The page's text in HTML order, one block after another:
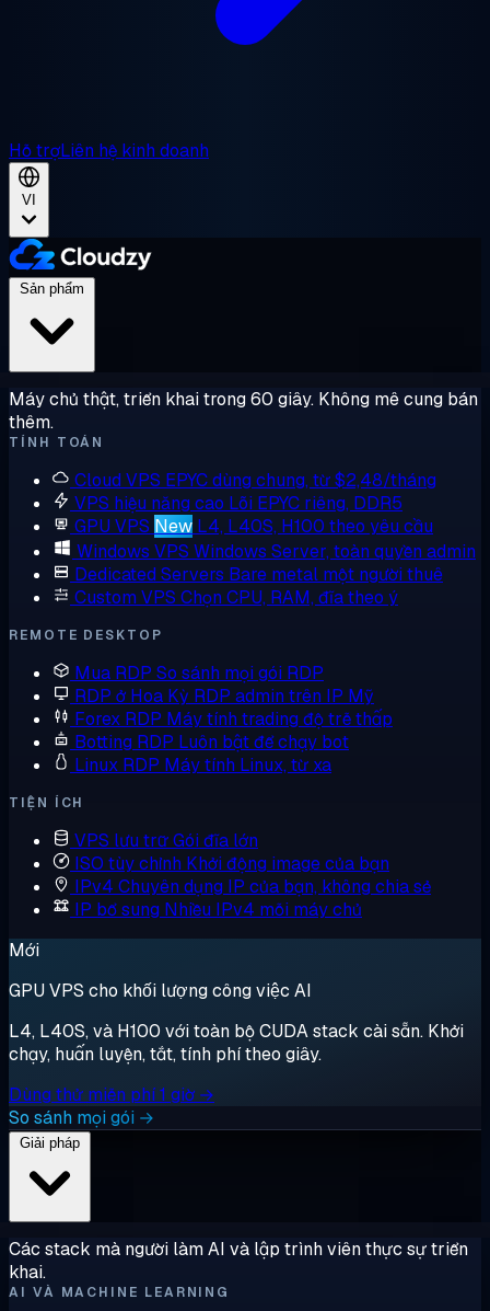
Hỗ trợLiên hệ kinh doanh
VI
Máy chủ thật, triển khai trong 60 giây. Không mê cung bán
thêm.
TÍNH TOÁN
Cloud VPS EPYC dùng chung, từ $2,48/tháng
VPS hiệu năng cao Lõi EPYC riêng, DDR5
GPU VPS New L4, L40S, H100 theo yêu cầu
Windows VPS Windows Server, toàn quyền admin
Dedicated Servers Bare metal một người thuê
Custom VPS Chọn CPU, RAM, đĩa theo ý
REMOTE DESKTOP
Mua RDP So sánh mọi gói RDP
RDP ở Hoa Kỳ RDP admin trên IP Mỹ
Forex RDP Máy tính trading độ trễ thấp
Botting RDP Luôn bật để chạy bot
Linux RDP Máy tính Linux, từ xa
TIỆN ÍCH
VPS lưu trữGói đĩa lớn
ISO tùy chỉnh Khởi động image của bạn
IPv4 Chuyên dụng IP của bạn, không chia sẻ
IP bổ sung Nhiều IPv4 mỗi máy chủ
Mới
GPU VPS cho khối lượng công việc AI
L4, L40S, và H100 với toàn bộ CUDA stack cài sẵn. Khởi
chạy, huấn luyện, tắt, tính phí theo giây.
Dùng thử miễn phí 1 giờ →
So sánh mọi gói →
Các stack mà người làm AI và lập trình viên thực sự triển
khai.
AI VÀ MACHINE LEARNING